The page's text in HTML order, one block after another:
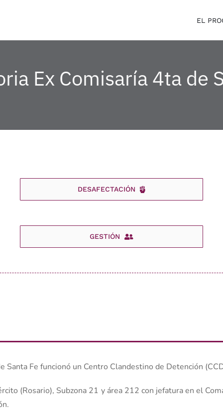
EL
Ex Comisaría 4ta de
DESAFECTACIÓN
GESTIÓN
Santa Fe funcionó un Centro Clandestino de Detención
(Rosario), Subzona 21 y área 212 con jefatura en el